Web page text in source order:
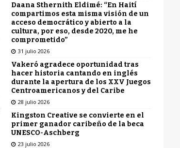
Daana Sthernith Eldimé: “En Haití
compartimos esta misma visión de un
acceso democrático y abierto a la
cultura, por eso, desde 2020, me he
comprometido”
31 julio 2026
Vakeró agradece oportunidad tras
hacer historia cantando en inglés
durante la apertura de los XXV Juegos
Centroamericanos y del Caribe
28 julio 2026
Kingston Creative se convierte en el
primer ganador caribeño de la beca
UNESCO-Aschberg
23 julio 2026